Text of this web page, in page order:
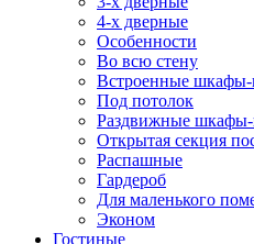
4-х дверные
Особенности
Во всю стену
Встроенные шкафы-
Под потолок
Раздвижные шкафы-
Открытая секция
Распашные
Гардероб
Для маленького
Эконом
Гостиные